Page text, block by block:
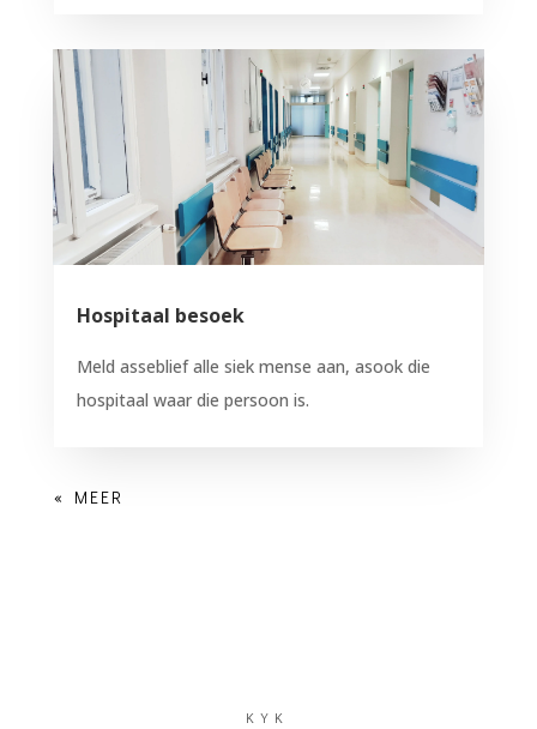
Hospitaal besoek
Meld asseblief alle siek mense aan, asook die
hospitaal waar die persoon is.
KYK